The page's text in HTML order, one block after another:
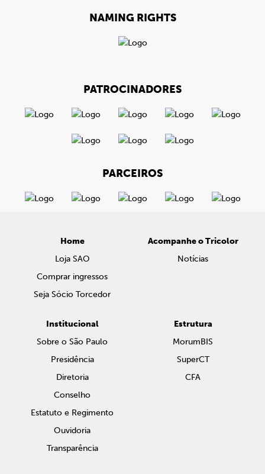
NAMING RIGHTS
PATROCINADORES
PARCEIROS
Home
Loja SAO
Comprar ingressos
Seja Sócio Torcedor
Acompanhe o Tricolor
Notícias
Institucional
Sobre o São Paulo
Presidência
Diretoria
Conselho
Estatuto e Regimento
Ouvidoria
Transparência
Estrutura
MorumBIS
SuperCT
CFA